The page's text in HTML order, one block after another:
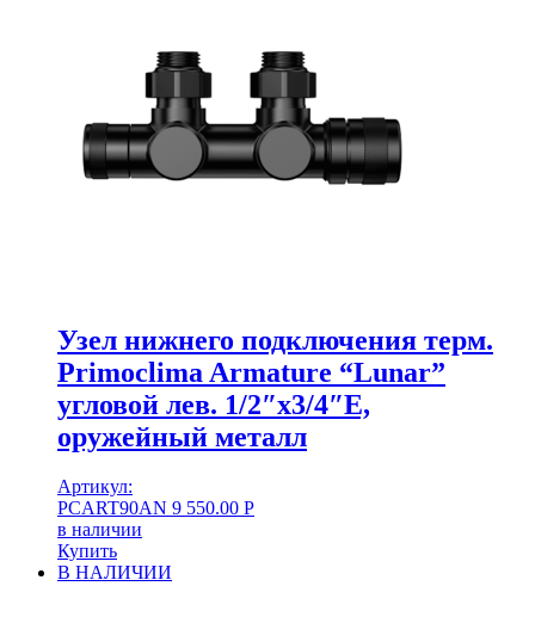
Узел нижнего подключения терм.
Primoclima Armature “Lunar”
угловой лев. 1/2″х3/4″Е,
оружейный металл
Артикул:
PCART90AN 9 550.00 Р
в наличии
Купить
В НАЛИЧИИ